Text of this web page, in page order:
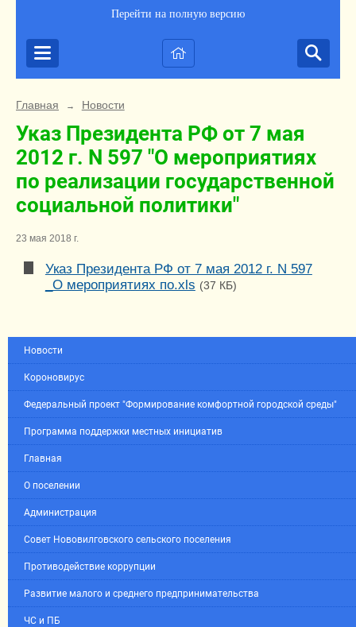
Перейти на полную версию
Главная → Новости
Указ Президента РФ от 7 мая
2012 г. N 597 "О мероприятиях
по реализации государственной
социальной политики"
23 мая 2018 г.
Указ Президента РФ от 7 мая 2012 г. N 597
_О мероприятиях по.xls (37 КБ)
Новости
Короновирус
Федеральный проект "Формирование комфортной городской среды"
Программа поддержки местных инициатив
Главная
О поселении
Администрация
Совет Нововилговского сельского поселения
Противодействие коррупции
Развитие малого и среднего предпринимательства
ЧС и ПБ